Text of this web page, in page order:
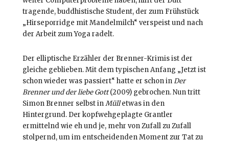
tragende, buddhistische Student, der zum Frühstück
„Hirseporridge mit Mandelmilch“ verspeist und nach
der Arbeit zum Yoga radelt.
Der elliptische Erzähler der Brenner-Krimis ist der
gleiche geblieben. Mit dem typischen Anfang „Jetzt ist
schon wieder was passiert“ hatte er schon inDer
Brenner und der liebe Gott(2009) gebrochen. Nun tritt
Simon Brenner selbst inMülletwas in den
Hintergrund. Der kopfwehgeplagte Grantler
ermittelnd wie eh und je, mehr von Zufall zu Zufall
stolpernd, um im entscheidenden Moment zur Tat zu